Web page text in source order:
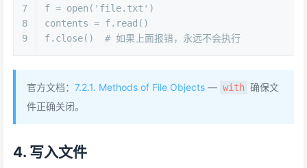
7
8
9
f = open ( 'file.txt' )
contents = f.read()
f.close() # 如果上面报错，永远不会执行
官方文档： 7.2.1. Methods of File Objects — with 确保文
件正确关闭。
4. 写入文件